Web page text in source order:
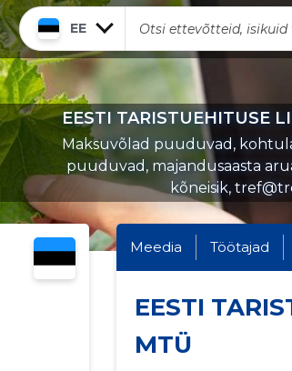
EE
EESTI TARISTUEHITUSE
Maksuvõlad puuduvad,
puuduvad, majandusaasta
kõneisik,
Meedia Töötajad
EESTI
MTÜ